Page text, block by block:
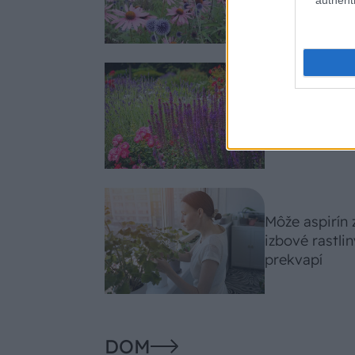
slnko svieti
fialových
Môže
izbové
prekvapí
DOM